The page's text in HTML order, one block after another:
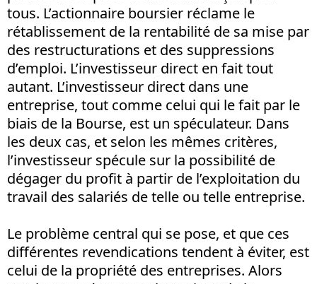
tous. L’actionnaire boursier réclame le
rétablissement de la rentabilité de sa mise par
des restructurations et des suppressions
d’emploi. L’investisseur direct en fait tout
autant. L’investisseur direct dans une
entreprise, tout comme celui qui le fait par le
biais de la Bourse, est un spéculateur. Dans
les deux cas, et selon les mêmes critères,
l’investisseur spécule sur la possibilité de
dégager du profit à partir de l’exploitation du
travail des salariés de telle ou telle entreprise.
Le problème central qui se pose, et que ces
différentes revendications tendent à éviter, est
celui de la propriété des entreprises. Alors